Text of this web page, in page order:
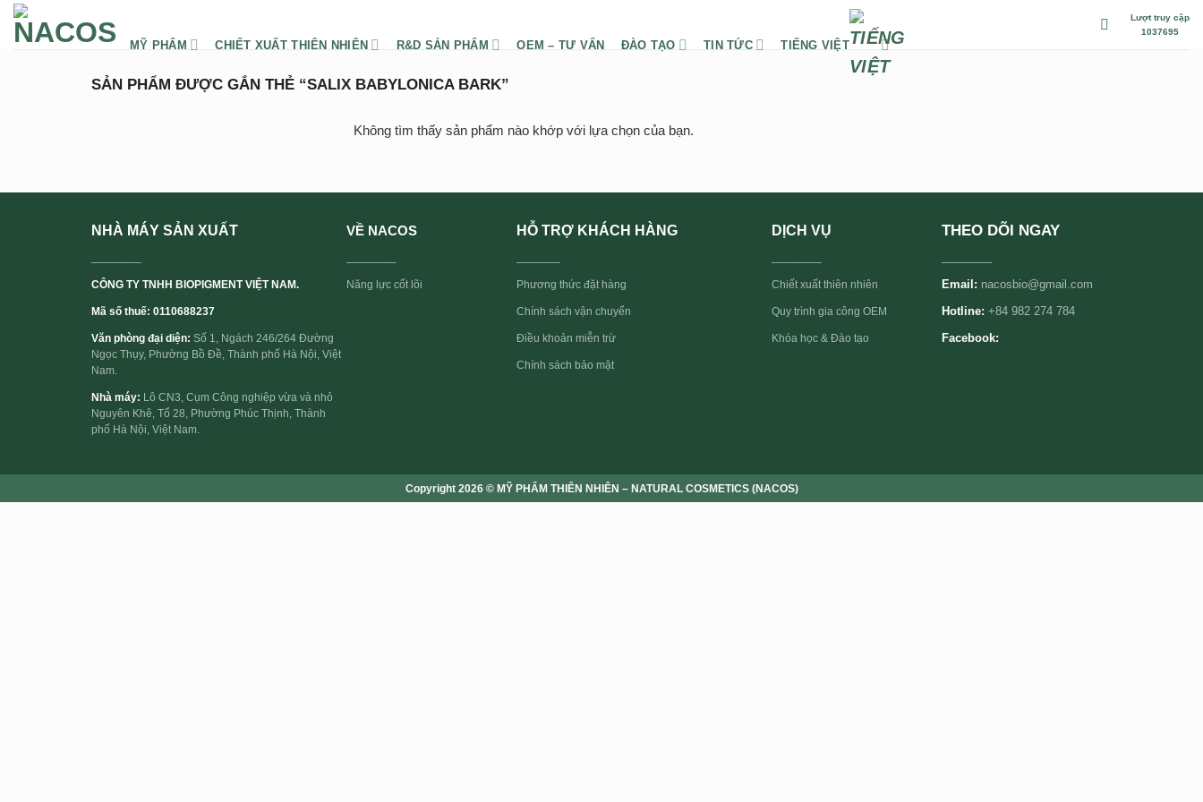
Chuyển
đến
MỸ PHẨM CHIẾT XUẤT THIÊN NHIÊN R&D SẢN PHẨM OEM – TƯ VẤN ĐÀO TẠO TIN TỨC TIẾNG VIỆT
Lượt truy cập
1037695
SẢN PHẨM ĐƯỢC GẮN THẺ “SALIX BABYLONICA BARK”
Không tìm thấy sản phẩm nào khớp với lựa chọn của bạn.
NHÀ MÁY SẢN XUẤT
CÔNG TY TNHH BIOPIGMENT VIỆT NAM.
Mã số thuế: 0110688237
Văn phòng đại diện: Số 1, Ngách 246/264 Đường
Ngọc Thụy, Phường Bồ Đề, Thành phố Hà Nội, Việt
Nam.
Nhà máy: Lô CN3, Cụm Công nghiệp vừa và nhỏ
Nguyên Khê, Tổ 28, Phường Phúc Thịnh, Thành
phố Hà Nội, Việt Nam.
VỀ NACOS
Năng lực cốt lõi
HỖ TRỢ KHÁCH HÀNG
Phương thức đặt hàng
Chính sách vận chuyển
Điều khoản miễn trừ
Chính sách bảo mật
DỊCH VỤ
Chiết xuất thiên nhiên
Quy trình gia công OEM
Khóa học & Đào tạo
THEO DÕI NGAY
Email: nacosbio@gmail.com
Hotline: +84 982 274 784
Facebook:
Copyright 2026 © MỸ PHẨM THIÊN NHIÊN – NATURAL COSMETICS (NACOS)